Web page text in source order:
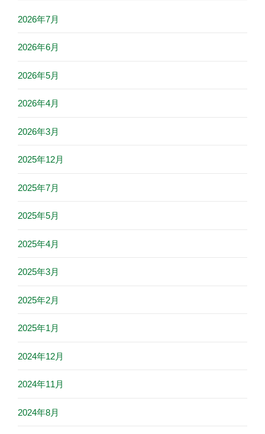
2026年7月
2026年6月
2026年5月
2026年4月
2026年3月
2025年12月
2025年7月
2025年5月
2025年4月
2025年3月
2025年2月
2025年1月
2024年12月
2024年11月
2024年8月